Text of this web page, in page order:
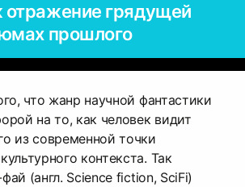
отражение грядущей
прошлого
что жанр научной фантастики
на то, как человек видит
из современной точки
контекста. Так
(англ. Science fiction, SciFi)